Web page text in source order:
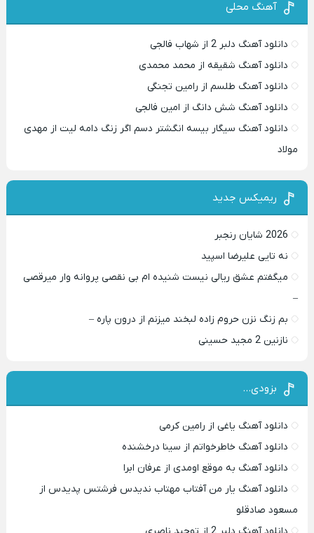
آهنگ محلی
دانلود آهنگ دلبر 2 از شهاب فالجی
دانلود آهنگ شقیقه از محمد محمدی
دانلود آهنگ طلسم از رامین تجنگی
دانلود آهنگ شش دانگ از امین فالجی
دانلود آهنگ سیگار بیسه انگشتر دسم اگر زنگ دامه لیت از مهدی
مولاد
ریمیکس جدید
2026 شایان رنجبر
نه تایی علیرضا اسپید
میگفتم عشق ریالی نیست شنیده ام بی نقصی پروانه وار میرقصی
–
بم زنگ نزن حروم زاده لبخند میزنم از درون پاره –
نازنین 2 مجید حسینی
بزودی…
دانلود آهنگ یاغی از رامین کرمی
دانلود آهنگ خاطرخواتم از سینا درخشنده
دانلود آهنگ به موقع اومدی از عرفان ابرا
دانلود آهنگ یار من آفتاب مهتاب ندیدس فرشتس پدیدس از
مسعود صادقلو